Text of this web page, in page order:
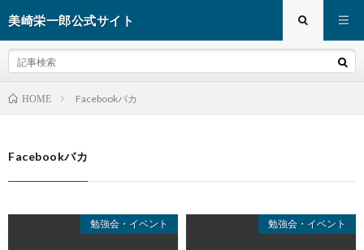
美崎栄一郎公式サイト
HOME Facebookバカ
Facebookバカ
勉強会・イベント 勉強会・イベント